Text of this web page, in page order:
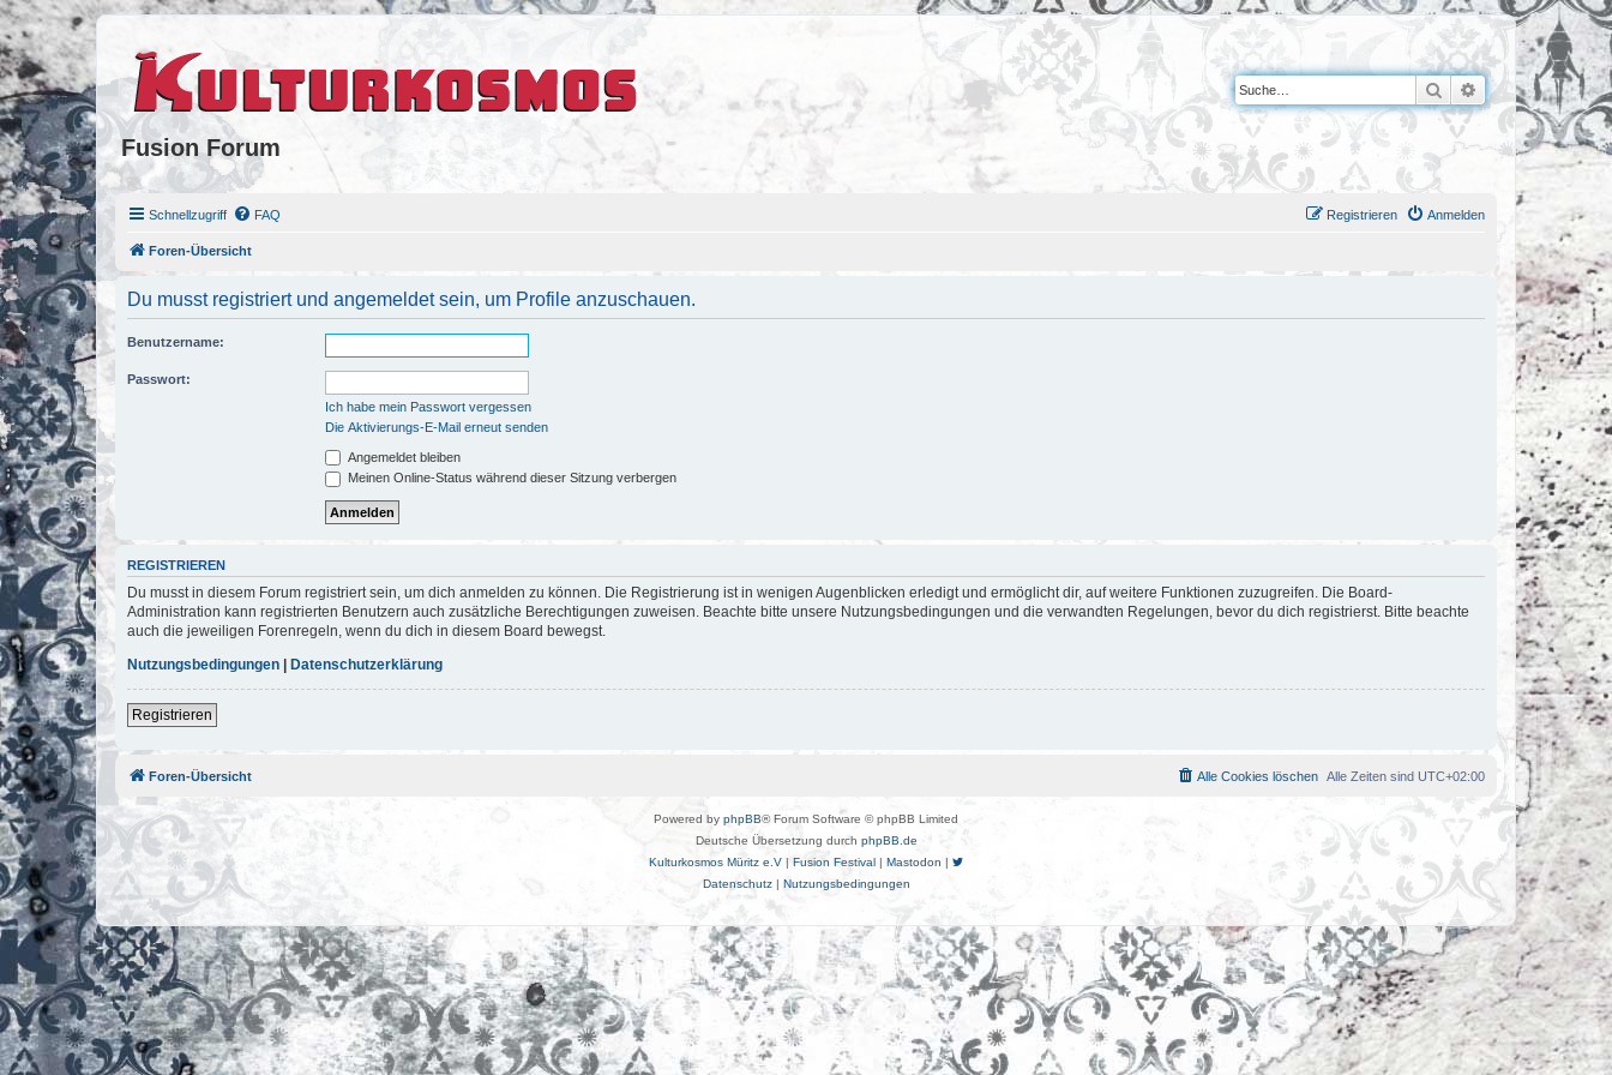
Fusion Forum
Suche Erweiterte Suche
Schnellzugriff FAQ Anmelden
Registrieren
Foren-Übersicht
Du musst registriert und angemeldet sein, um Profile anzuschauen.
Benutzername:
Passwort:
Ich habe mein Passwort vergessen
Die Aktivierungs-E-Mail erneut senden
Angemeldet bleiben
Meinen Online-Status während dieser Sitzung verbergen
REGISTRIEREN
Du musst in diesem Forum registriert sein, um dich anmelden zu können. Die Registrierung ist in wenigen Augenblicken erledigt und ermöglicht dir, auf weitere Funktionen zuzugreifen. Die Board-
Administration kann registrierten Benutzern auch zusätzliche Berechtigungen zuweisen. Beachte bitte unsere Nutzungsbedingungen und die verwandten Regelungen, bevor du dich registrierst. Bitte beachte
auch die jeweiligen Forenregeln, wenn du dich in diesem Board bewegst.
Nutzungsbedingungen
Datenschutzerklärung
Registrieren
Foren-Übersicht Alle Zeiten sind UTC+02:00
Alle Cookies löschen
Powered by phpBB® Forum Software © phpBB Limited
Deutsche Übersetzung durch phpBB.de
Kulturkosmos Müritz e.V | Fusion Festival | Mastodon |
Datenschutz| Nutzungsbedingungen